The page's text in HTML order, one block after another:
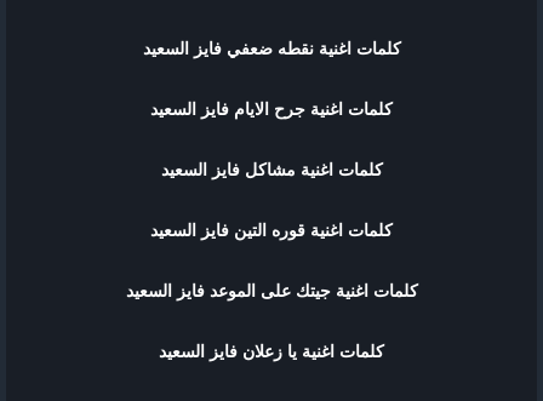
كلمات اغنية نقطه ضعفي فايز السعيد
كلمات اغنية جرح الايام فايز السعيد
كلمات اغنية مشاكل فايز السعيد
كلمات اغنية قوره التين فايز السعيد
كلمات اغنية جيتك على الموعد فايز السعيد
كلمات اغنية يا زعلان فايز السعيد